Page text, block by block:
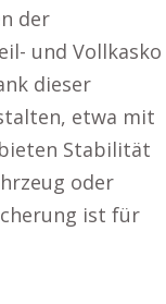
der
und Vollkasko
dieser
etwa mit
Stabilität
oder
ist für